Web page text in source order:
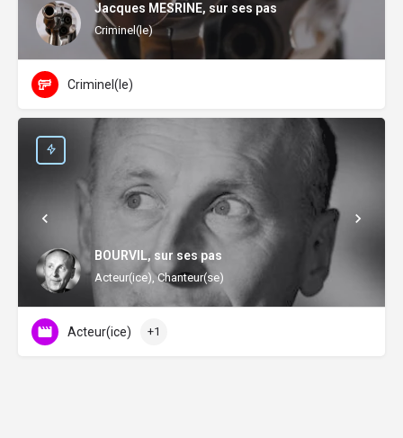
Jacques MESRINE, sur ses pas
Criminel(le)
Criminel(le)
BOURVIL, sur ses pas
Acteur(ice), Chanteur(se)
Acteur(ice) +1